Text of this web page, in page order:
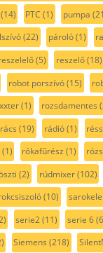
PTC (1) pumpa
(22) pároló(1)
(5) reszelő(18)
robot porszívó(15)
(1) rozsdamentes
rács (19) rádió(1)
(1) rókafűrész (1)
(2) rúdmixer(102)
(10)
serie2(11) serie 6
Siemens (218)